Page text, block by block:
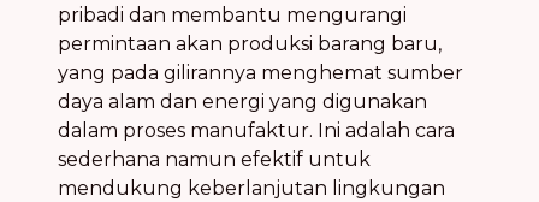
pribadi dan membantu mengurangi
permintaan akan produksi barang baru,
yang pada gilirannya menghemat sumber
daya alam dan energi yang digunakan
dalam proses manufaktur. Ini adalah cara
sederhana namun efektif untuk
mendukung keberlanjutan lingkungan